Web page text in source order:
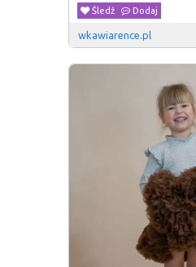
Śledź
Dodaj
wkawiarence.pl